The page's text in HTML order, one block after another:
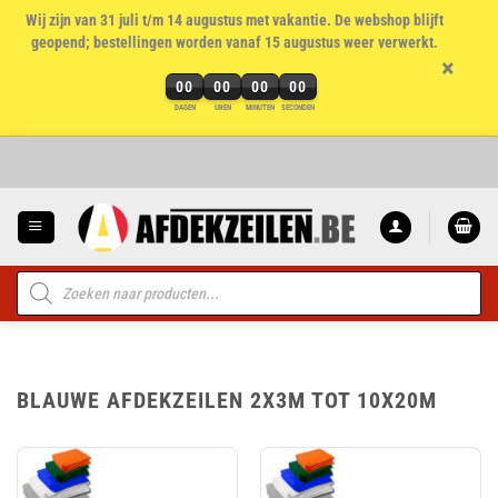
Wij zijn van 31 juli t/m 14 augustus met vakantie. De webshop blijft
geopend; bestellingen worden vanaf 15 augustus weer verwerkt.
00
DAGEN
00
UREN
00
MINUTEN
00
SECONDEN
×
Producten
zoeken
BLAUWE AFDEKZEILEN 2X3M TOT 10X20M